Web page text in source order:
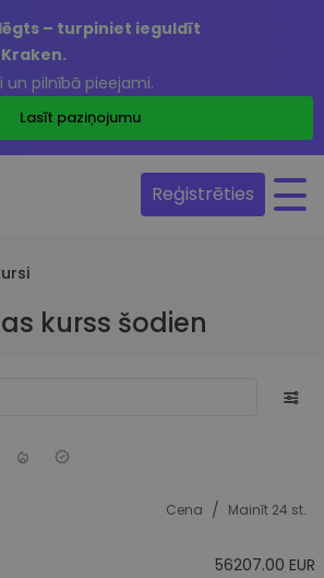
– turpiniet ieguldīt
un pilnībā pieejami.
Lasīt paziņojumu
Reģistrēties
kurss šodien
Cena / Mainīt 24 st.
56207.00 EUR